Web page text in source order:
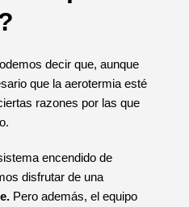
decir que, aunque
que la aerotermia esté
razones por las que
encendido de
disfrutar de una
Pero además, el equipo